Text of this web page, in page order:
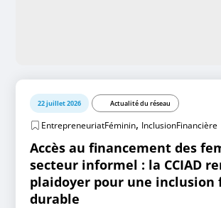
22 juillet 2026 Actualité du réseau
EntrepreneuriatFéminin, InclusionFinancière
Accès au financement des
secteur informel : la CCIAD
plaidoyer pour une inclusion
durable